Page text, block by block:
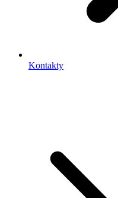
Kontakty